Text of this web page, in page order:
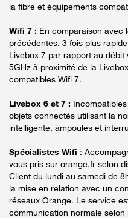
la fibre et équipements
Wifi 7 : En comparaison avec
précédentes. 3 fois plus
Livebox 7 par rapport au
5GHz à proximité de la
compatibles Wifi 7.
Livebox 6 et 7 :
objets connectés utilisant la
intelligente, ampoules et
Spécialistes Wifi :
vous pris sur orange.fr selon
Client du lundi au samedi de
la mise en relation avec un
réseaux Orange. Le service
communication normale selon